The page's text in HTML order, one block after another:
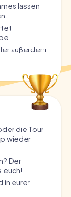
lassen
außerdem
die Tour
wieder
Der
euch!
in eurer